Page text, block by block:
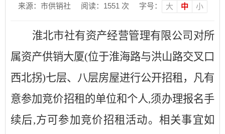
来源：市供销社
阅读： 1551 次 字号： 大 中 小
淮北市社有资产经营管理有限公司对所
属资产供销大厦(位于淮海路与洪山路交叉口
西北拐)七层、八层房屋进行公开招租，凡有
意参加竞价招租的单位和个人,须办理报名手
续后,方可参加竞价招租活动。 相关事宜如